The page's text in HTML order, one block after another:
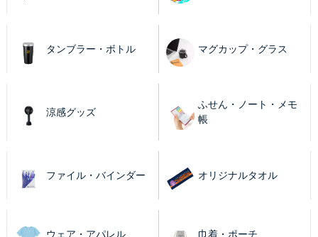
タンブラー・ボトル マグカップ・グラス
涼感グッズ
ふせん・ノート・メモ
帳
ファイル・バインダー オリジナルタオル
ウェア・アパレル 巾着・ポーチ